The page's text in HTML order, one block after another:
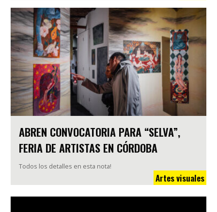
ABREN CONVOCATORIA PARA “SELVA”,
FERIA DE ARTISTAS EN CÓRDOBA
Todos los detalles en esta nota!
Artes visuales